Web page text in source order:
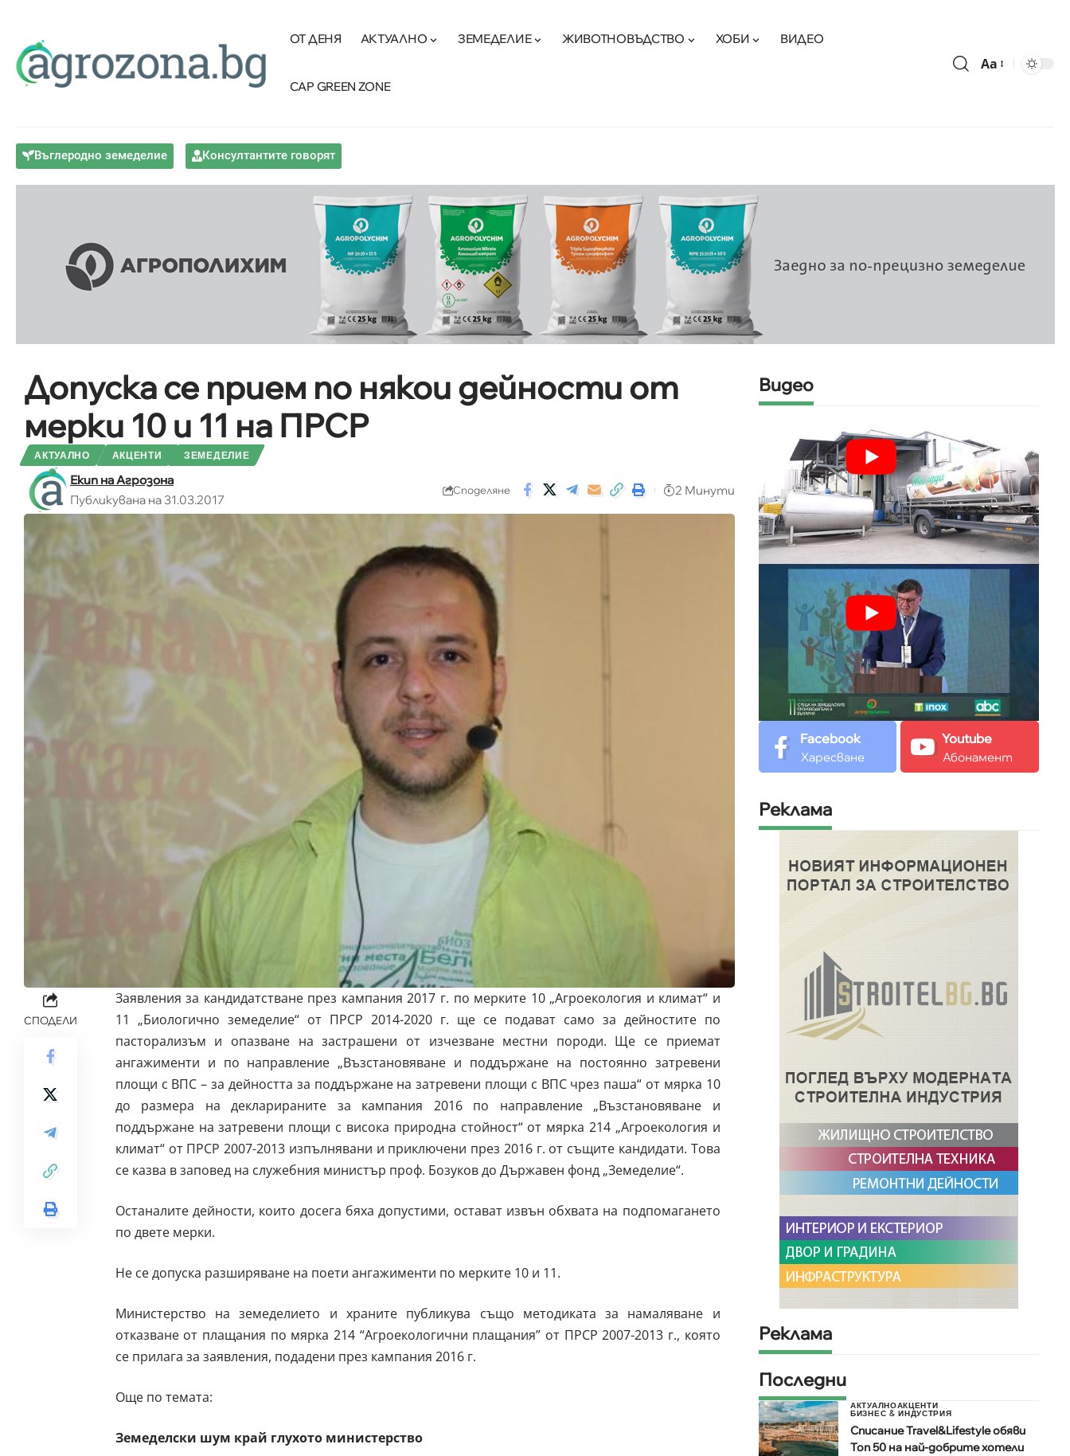
ОТ ДЕНЯ АКТУАЛНО ЗЕМЕДЕЛИЕ ЖИВОТНОВЪДСТВО ХОБИ ВИДЕО
CAP GREEN ZONE
Aa
Въглеродно земеделие Консултантите говорят
Допуска се прием по някои дейности от
мерки 10 и 11 на ПРСР
АКТУАЛНО АКЦЕНТИ ЗЕМЕДЕЛИЕ
Екип на Агрозона
Публикувана на 31.03.2017
Споделяне 2 Минути
СПОДЕЛИ
Заявления за кандидатстване през кампания 2017 г. по мерките 10 „Агроекология и климат“ и
11 „Биологично земеделие“ от ПРСР 2014-2020 г. ще се подават само за дейностите по
пасторализъм и опазване на застрашени от изчезване местни породи. Ще се приемат
ангажименти и по направление „Възстановяване и поддържане на постоянно затревени
площи с ВПС – за дейността за поддържане на затревени площи с ВПС чрез паша“ от мярка 10
до размера на декларираните за кампания 2016 по направление „Възстановяване и
поддържане на затревени площи с висока природна стойност“ от мярка 214 „Агроекология и
климат“ от ПРСР 2007-2013 изпълнявани и приключени през 2016 г. от същите кандидати. Това
се казва взаповед на служебния министър проф. Бозуков до Държавен фонд „Земеделие“.
Останалите дейности, които досега бяха допустими, остават извън обхвата на подпомагането
по двете мерки.
Не се допуска разширяване на поети ангажименти по мерките 10 и 11.
Министерство на земеделието и храните публикува също методиката за намаляване и
отказване от плащания по мярка 214 “Агроекологични плащания” от ПРСР 2007-2013 г., която
се прилага за заявления, подадени през кампания 2016 г.
Още по темата:
Земеделски шум край глухото министерство
Видео
Facebook
Харесване
Youtube
Абонамент
Реклама
Реклама
Последни
АКТУАЛНОАКЦЕНТИ
БИЗНЕС & ИНДУСТРИЯ
Списание Travel&Lifestyle обяви
Топ 50 на най-добрите хотели